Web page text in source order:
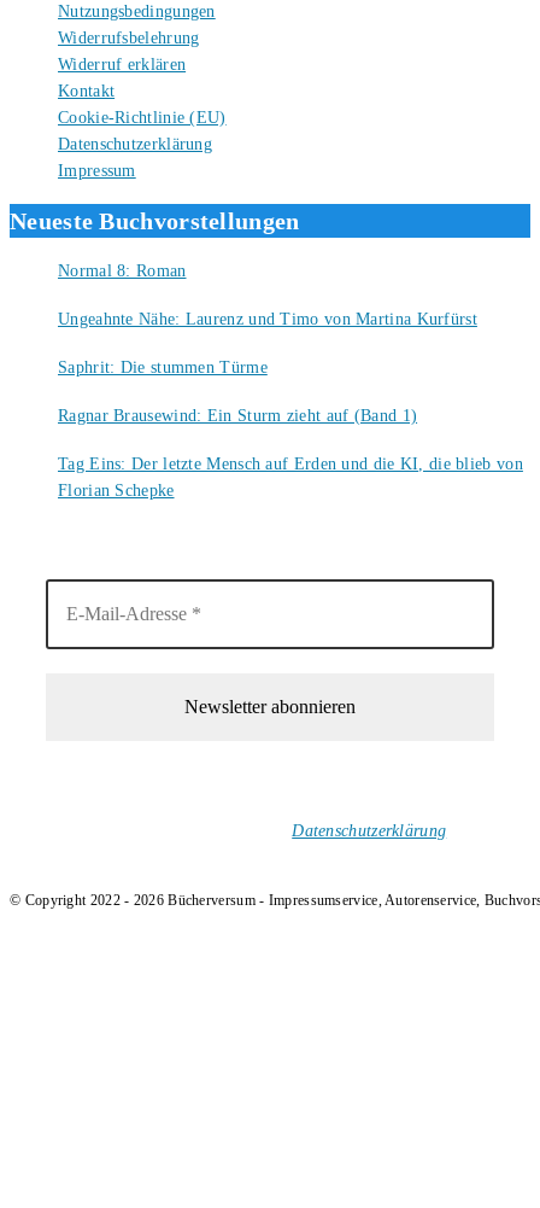
Nutzungsbedingungen
Widerrufsbelehrung
Widerruf erklären
Kontakt
Cookie-Richtlinie (EU)
Datenschutzerklärung
Impressum
Neueste Buchvorstellungen
Normal 8: Roman
Ungeahnte Nähe: Laurenz und Timo von Martina Kurfürst
Saphrit: Die stummen Türme
Ragnar Brausewind: Ein Sturm zieht auf (Band 1)
Tag Eins: Der letzte Mensch auf Erden und die KI, die blieb von
Florian Schepke
Datenschutzerklärung
© Copyright 2022 - 2026 Bücherversum - Impressumservice, Autorenservice,